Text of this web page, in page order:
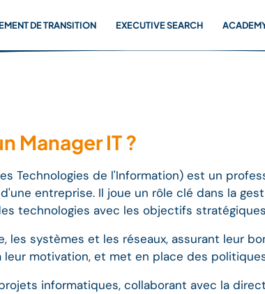
DE TRANSITION EXECUTIVE SEARCH
Manager IT ?
Technologies de l'Information) est un
entreprise. Il joue un rôle clé dans la
technologies avec les objectifs
les systèmes et les réseaux, assurant leur
leur motivation, et met en place des
informatiques, collaborant avec la